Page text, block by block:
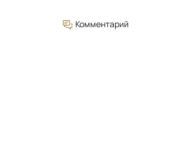
Комментарий